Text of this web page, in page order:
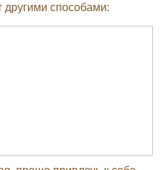
другими способами: